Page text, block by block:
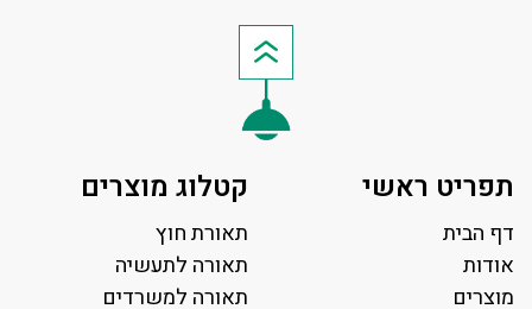
תפריט ראשי
דף הבית
אודות
מוצרים
קטלוג מוצרים
תאורת חוץ
תאורה לתעשיה
תאורה למשרדים